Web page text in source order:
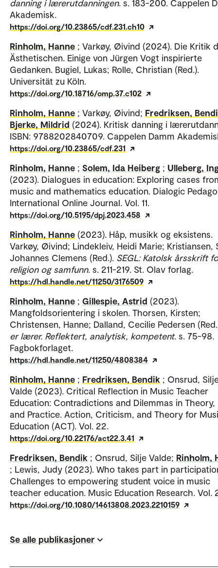
danning i lærerutdanningen. s. 183-200. Cappelen
Akademisk.
https://doi.org/10.23865/cdf.231.ch10
Rinholm, Hanne ; Varkøy, Øivind (2024). Die Kritik
Ästhetischen. Einige von Jürgen Vogt inspirierte
Gedanken. Bugiel, Lukas; Rolle, Christian (Red.).
Universität zu Köln.
https://doi.org/10.18716/omp.37.c102
Rinholm, Hanne ; Varkøy, Øivind; Fredriksen,
Bjerke, Mildrid (2024). Kritisk danning i
ISBN: 9788202840709. Cappelen Damm
https://doi.org/10.23865/cdf.231
Rinholm, Hanne ; Solem, Ida Heiberg ; Ulleberg,
(2023). Dialogues in education: Exploring cases
music and mathematics education. Dialogic
International Online Journal. Vol. 11.
https://doi.org/10.5195/dpj.2023.458
Rinholm, Hanne (2023). Håp, musikk og eksistens.
Varkøy, Øivind; Lindekleiv, Heidi Marie; Kristiansen,
Johannes Clemens (Red.). SEGL: Katolsk årsskrift
religion og samfunn. s. 211-219. St. Olav forlag.
https://hdl.handle.net/11250/3176509
Rinholm, Hanne ; Gillespie, Astrid (2023).
Mangfoldsorientering i skolen. Thorsen, Kirsten;
Christensen, Hanne; Dalland, Cecilie Pedersen
er lærer. Reflektert, analytisk, kompetent. s. 75-98.
Fagbokforlaget.
https://hdl.handle.net/11250/4808384
Rinholm, Hanne ; Fredriksen, Bendik ; Onsrud,
Valde (2023). Critical Reflection in Music Teacher
Education: Contradictions and Dilemmas in Theory,
and Practice. Action, Criticism, and Theory for
Education (ACT). Vol. 22.
https://doi.org/10.22176/act22.3.41
Fredriksen, Bendik ; Onsrud, Silje Valde; Rinholm,
; Lewis, Judy (2023). Who takes part in
Challenges to empowering student voice in music
teacher education. Music Education Research. Vol.
https://doi.org/10.1080/14613808.2023.2210159
Se alle publikasjoner